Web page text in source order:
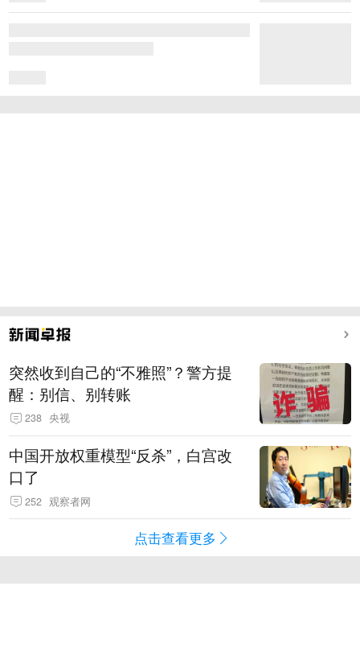
突然收到自己的“不雅照”？警方提
醒：别信、别转账
238 央视
中国开放权重模型“反杀”，白宫改
口了
252 观察者网
点击查看更多